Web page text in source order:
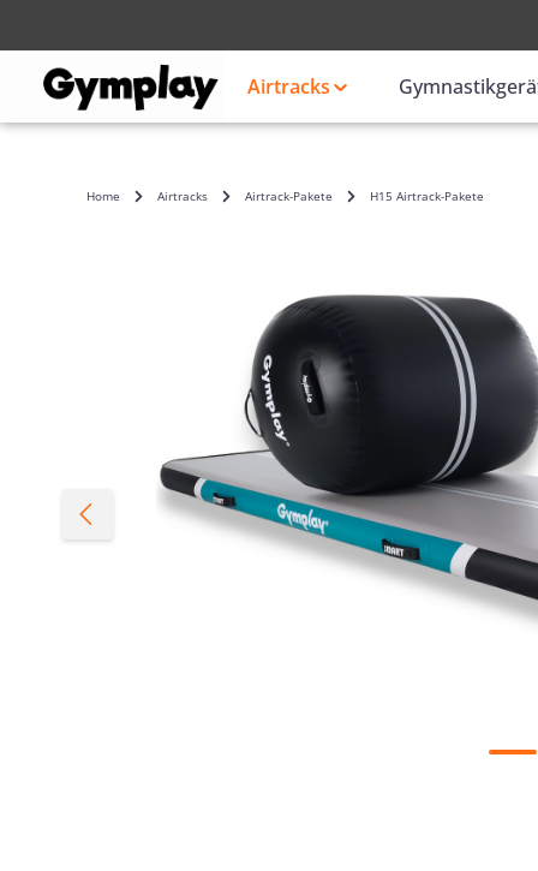
Airtracks
Home Airtracks Airtrack-Pakete H15 Airtrack-Pakete